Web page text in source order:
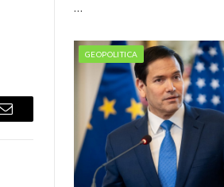
Email
…
GEOPOLITICA